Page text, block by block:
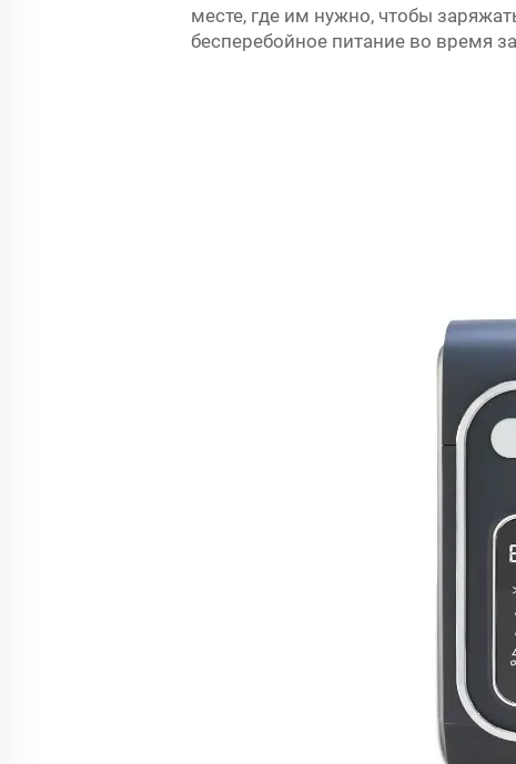
месте, где им нужно, чтобы
бесперебойное питание во время